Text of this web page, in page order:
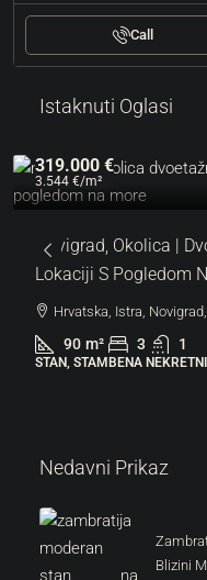
Call
Istaknuti Oglasi
319.000 €
3.544 €/m²
Novigrad, Okolica |
Lokaciji S Pogledom
Hrvatska, Istra,
90 m² 3 1
STAN, STAMBENA
Nedavni Prikaz
Blizini